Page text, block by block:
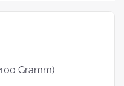
Gramm)